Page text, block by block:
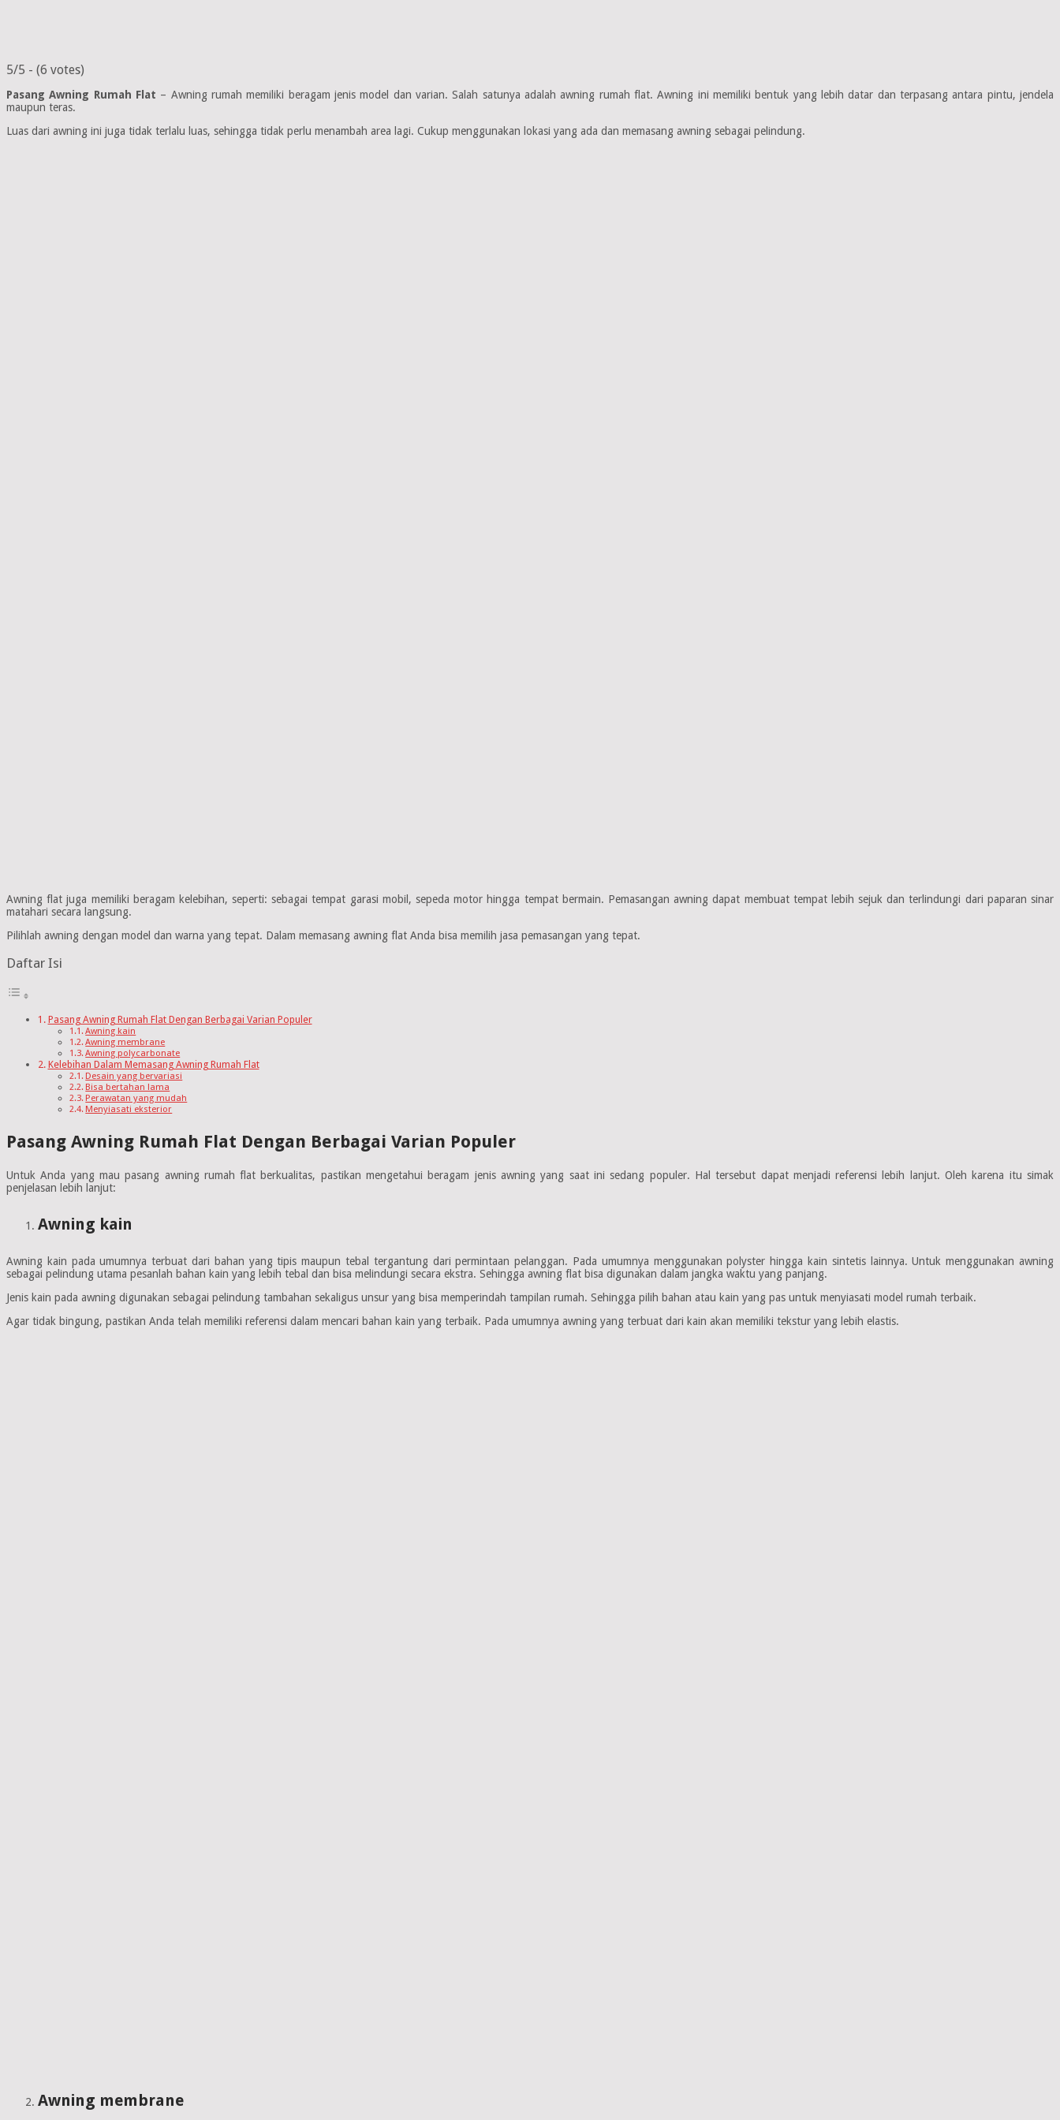
5/5 - (6 votes)
Pasang Awning Rumah Flat – Awning rumah memiliki beragam jenis model dan varian. Salah satunya adalah awning rumah flat. Awning ini memiliki bentuk yang lebih datar dan terpasang antara pintu, jendela
maupun teras.
Luas dari awning ini juga tidak terlalu luas, sehingga tidak perlu menambah area lagi. Cukup menggunakan lokasi yang ada dan memasang awning sebagai pelindung.
Awning flat juga memiliki beragam kelebihan, seperti: sebagai tempat garasi mobil, sepeda motor hingga tempat bermain. Pemasangan awning dapat membuat tempat lebih sejuk dan terlindungi dari paparan sinar
matahari secara langsung.
Pilihlah awning dengan model dan warna yang tepat. Dalam memasang awning flat Anda bisa memilih jasa pemasangan yang tepat.
Daftar Isi
Pasang Awning Rumah Flat Dengan Berbagai Varian Populer
Awning kain
Awning membrane
Awning polycarbonate
Kelebihan Dalam Memasang Awning Rumah Flat
Desain yang bervariasi
Bisa bertahan lama
Perawatan yang mudah
Menyiasati eksterior
Pasang Awning Rumah Flat Dengan Berbagai Varian Populer
Untuk Anda yang mau pasang awning rumah flat berkualitas, pastikan mengetahui beragam jenis awning yang saat ini sedang populer. Hal tersebut dapat menjadi referensi lebih lanjut. Oleh karena itu simak
penjelasan lebih lanjut:
Awning kain
Awning kain pada umumnya terbuat dari bahan yang tipis maupun tebal tergantung dari permintaan pelanggan. Pada umumnya menggunakan polyster hingga kain sintetis lainnya. Untuk menggunakan awning
sebagai pelindung utama pesanlah bahan kain yang lebih tebal dan bisa melindungi secara ekstra. Sehingga awning flat bisa digunakan dalam jangka waktu yang panjang.
Jenis kain pada awning digunakan sebagai pelindung tambahan sekaligus unsur yang bisa memperindah tampilan rumah. Sehingga pilih bahan atau kain yang pas untuk menyiasati model rumah terbaik.
Agar tidak bingung, pastikan Anda telah memiliki referensi dalam mencari bahan kain yang terbaik. Pada umumnya awning yang terbuat dari kain akan memiliki tekstur yang lebih elastis.
Awning membrane